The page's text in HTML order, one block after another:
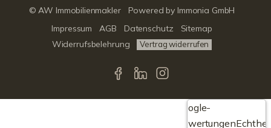
© AW Immobilienmakler
Powered by Immonia GmbH
Impressum
AGB Datenschutz
Sitemap
Widerrufsbelehrung
Vertrag widerrufen
Google-
Bewertungen